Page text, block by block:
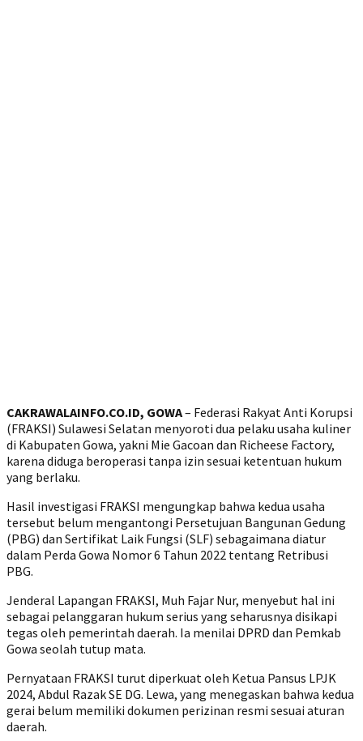
CAKRAWALAINFO.CO.ID, GOWA– Federasi Rakyat Anti Korupsi
(FRAKSI) Sulawesi Selatan menyoroti dua pelaku usaha kuliner
di Kabupaten Gowa, yakni Mie Gacoan dan Richeese Factory,
karena diduga beroperasi tanpa izin sesuai ketentuan hukum
yang berlaku.
Hasil investigasi FRAKSI mengungkap bahwa kedua usaha
tersebut belum mengantongi Persetujuan Bangunan Gedung
(PBG) dan Sertifikat Laik Fungsi (SLF) sebagaimana diatur
dalam Perda Gowa Nomor 6 Tahun 2022 tentang Retribusi
PBG.
Jenderal Lapangan FRAKSI, Muh Fajar Nur, menyebut hal ini
sebagai pelanggaran hukum serius yang seharusnya disikapi
tegas oleh pemerintah daerah. Ia menilai DPRD dan Pemkab
Gowa seolah tutup mata.
Pernyataan FRAKSI turut diperkuat oleh Ketua Pansus LPJK
2024, Abdul Razak SE DG. Lewa, yang menegaskan bahwa kedua
gerai belum memiliki dokumen perizinan resmi sesuai aturan
daerah.